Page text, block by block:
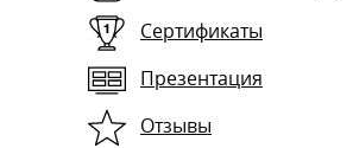
Сертификаты
Презентация
Отзывы